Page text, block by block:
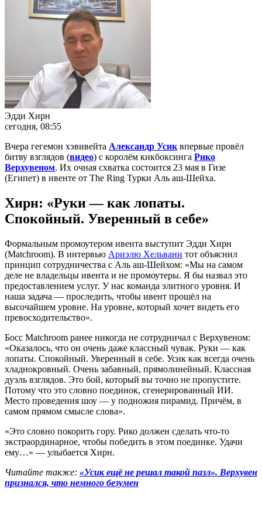
Эдди Хирн
сегодня, 08:55
Вчера гегемон хэвивейта Александр Усик впервые провёл
битву взглядов (видео) с королём кикбоксинга Рико
Верхувеном. Их очная схватка состоится 23 мая в Гизе
(Египет) в ивенте от The Ring Турки Аль аш-Шейха.
Хирн: «Руки — как лопаты.
Спокойный. Уверенный в себе»
Формальным промоутером ивента выступит Эдди Хирн
(Matchroom). В интервью Ариэлю Хельвани тот объяснил
принцип сотрудничества с Аль аш-Шейхом: «Мы на самом
деле не владельцы ивента и не промоутеры. Я бы назвал это
предоставлением услуг. У нас команда элитного уровня. И
наша задача — проследить, чтобы ивент прошёл на
высочайшем уровне. На уровне, который хочет видеть его
превосходительство».
Босс Matchroom ранее никогда не сотрудничал с Верхувеном:
«Оказалось, что он очень даже классный чувак. Руки — как
лопаты. Спокойный. Уверенный в себе. Усик как всегда очень
хладнокровный. Очень забавный, прямолинейный. Классная
дуэль взглядов. Это бой, который вы точно не пропустите.
Потому что это словно поединок, сгенерированный ИИ.
Место проведения шоу — у подножия пирамид. Причём, в
самом прямом смысле слова».
«Это словно покорить гору. Рико должен сделать что-то
экстраординарное, чтобы победить в этом поединке. Удачи
ему…» — улыбается Хирн.
Читайте также: «Усик ещё не решал такой пазл». Верхувен
признался, что немного безумен